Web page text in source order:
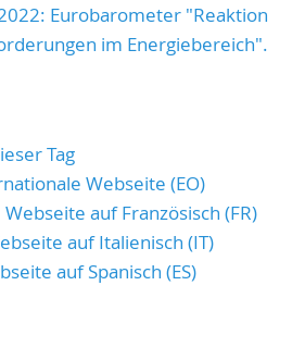
Eurobarometer "Reaktion
im Energiebereich".
Tag
Webseite (EO)
Webseite auf Französisch (FR)
auf Italienisch (IT)
auf Spanisch (ES)